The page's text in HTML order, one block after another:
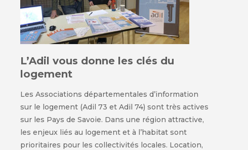
L’Adil vous donne les clés du
logement
Les Associations départementales d’information
sur le logement (Adil 73 et Adil 74) sont très actives
sur les Pays de Savoie. Dans une région attractive,
les enjeux liés au logement et à l’habitat sont
prioritaires pour les collectivités locales. Location,